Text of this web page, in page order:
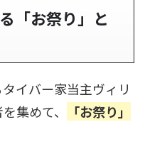
「お祭り」と
イバー家当主ヴィリ
集めて、
「お祭り」